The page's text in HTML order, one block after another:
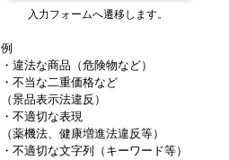
入力フォームへ遷移します。
例
・違法な商品（危険物など）
・不当な二重価格など
（景品表示法違反）
・不適切な表現
（薬機法、健康増進法違反等）
・不適切な文字列（キーワード等）